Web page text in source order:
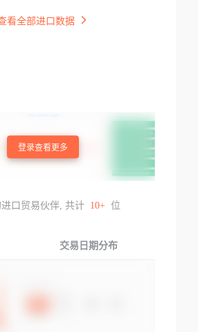
看全部进口数据
登录查看更多
口贸易伙伴, 共计 10+ 位
交易日期分布